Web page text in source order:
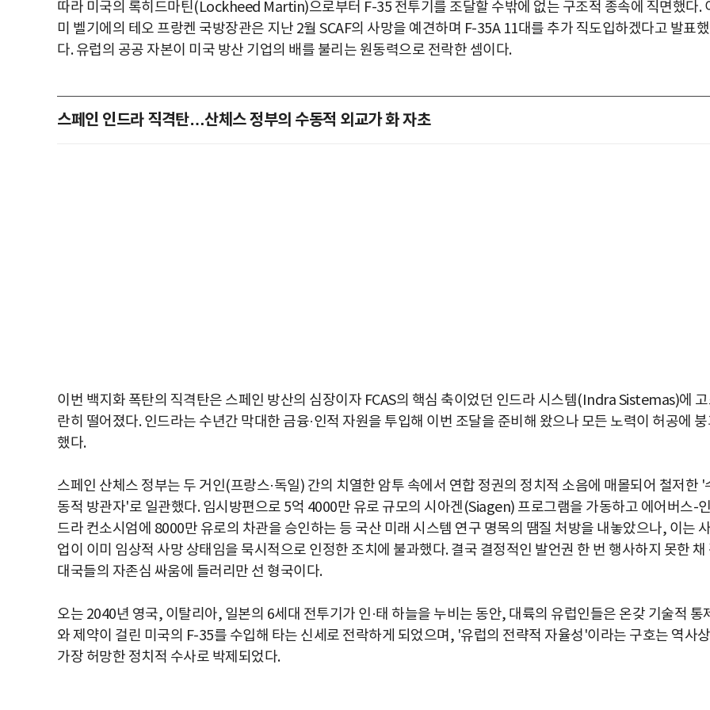
따라 미국의 록히드마틴(Lockheed Martin)으로부터 F-35 전투기를 조달할 수밖에 없는 구조적 종속에 직면했다.
미 벨기에의 테오 프랑켄 국방장관은 지난 2월 SCAF의 사망을 예견하며 F-35A 11대를 추가 직도입하겠다고 발표했
다. 유럽의 공공 자본이 미국 방산 기업의 배를 불리는 원동력으로 전락한 셈이다.
스페인 인드라 직격탄…산체스 정부의 수동적 외교가 화 자초
이번 백지화 폭탄의 직격탄은 스페인 방산의 심장이자 FCAS의 핵심 축이었던 인드라 시스템(Indra Sistemas)에
란히 떨어졌다. 인드라는 수년간 막대한 금융·인적 자원을 투입해 이번 조달을 준비해 왔으나 모든 노력이 허공에
했다.
스페인 산체스 정부는 두 거인(프랑스·독일) 간의 치열한 암투 속에서 연합 정권의 정치적 소음에 매몰되어 철저한 '
동적 방관자'로 일관했다. 임시방편으로 5억 4000만 유로 규모의 시아겐(Siagen) 프로그램을 가동하고 에어버스-
드라 컨소시엄에 8000만 유로의 차관을 승인하는 등 국산 미래 시스템 연구 명목의 땜질 처방을 내놓았으나, 이는
업이 이미 임상적 사망 상태임을 묵시적으로 인정한 조치에 불과했다. 결국 결정적인 발언권 한 번 행사하지 못한 채
대국들의 자존심 싸움에 들러리만 선 형국이다.
오는 2040년 영국, 이탈리아, 일본의 6세대 전투기가 인·태 하늘을 누비는 동안, 대륙의 유럽인들은 온갖 기술적 통
와 제약이 걸린 미국의 F-35를 수입해 타는 신세로 전락하게 되었으며, '유럽의 전략적 자율성'이라는 구호는 역사상
가장 허망한 정치적 수사로 박제되었다.